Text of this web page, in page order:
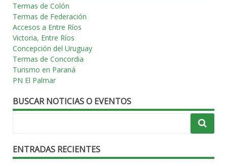
Termas de Colón
Termas de Federación
Accesos a Entre Ríos
Victoria, Entre Ríos
Concepción del Uruguay
Termas de Concordia
Turismo en Paraná
PN El Palmar
BUSCAR NOTICIAS O EVENTOS
ENTRADAS RECIENTES